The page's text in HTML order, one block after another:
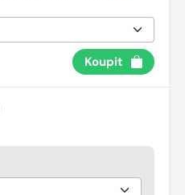
Koupit